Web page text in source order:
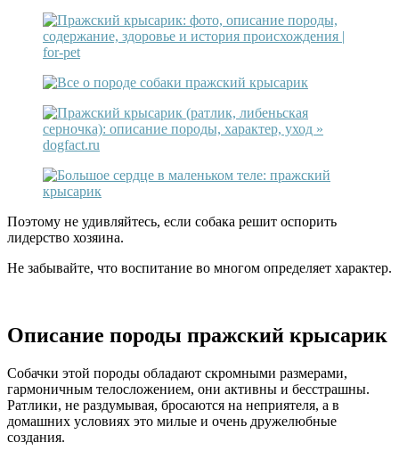
Поэтому не удивляйтесь, если собака решит оспорить
лидерство хозяина.
Не забывайте, что воспитание во многом определяет характер.
Описание породы пражский крысарик
Собачки этой породы обладают скромными размерами,
гармоничным телосложением, они активны и бесстрашны.
Ратлики, не раздумывая, бросаются на неприятеля, а в
домашних условиях это милые и очень дружелюбные
создания.